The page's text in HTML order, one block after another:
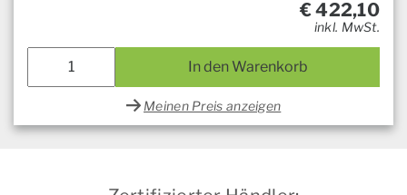
€422,10
inkl. MwSt.
In den Warenkorb
Meinen Preis anzeigen